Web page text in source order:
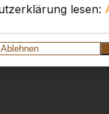
lesen:
Ablehnen